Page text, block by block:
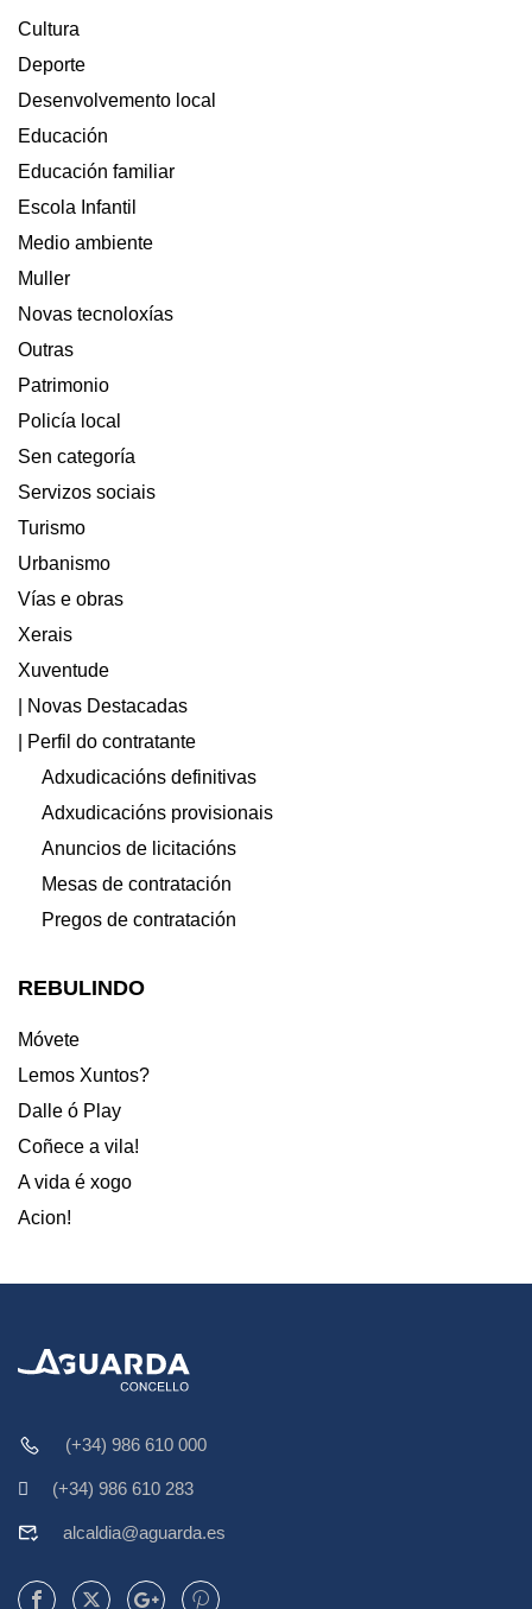
Cultura
Deporte
Desenvolvemento local
Educación
Educación familiar
Escola Infantil
Medio ambiente
Muller
Novas tecnoloxías
Outras
Patrimonio
Policía local
Sen categoría
Servizos sociais
Turismo
Urbanismo
Vías e obras
Xerais
Xuventude
| Novas Destacadas
| Perfil do contratante
Adxudicacións definitivas
Adxudicacións provisionais
Anuncios de licitacións
Mesas de contratación
Pregos de contratación
REBULINDO
Móvete
Lemos Xuntos?
Dalle ó Play
Coñece a vila!
A vida é xogo
Acion!
(+34) 986 610 000
(+34) 986 610 283
alcaldia@aguarda.es